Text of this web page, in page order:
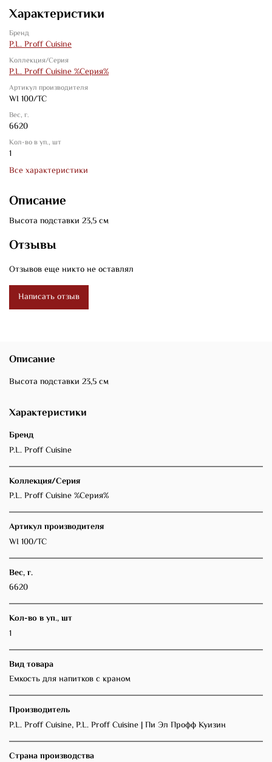
Характеристики
Бренд
P.L. Proff Cuisine
Коллекция/Серия
P.L. Proff Cuisine %Серия%
Артикул производителя
WI 100/TC
Вес, г.
6620
Кол-во в уп., шт
1
Все характеристики
Описание
Высота подставки 23,5 см
Отзывы
Отзывов еще никто не оставлял
Написать отзыв
Описание
Высота подставки 23,5 см
Характеристики
Бренд
P.L. Proff Cuisine
Коллекция/Серия
P.L. Proff Cuisine %Серия%
Артикул производителя
WI 100/TC
Вес, г.
6620
Кол-во в уп., шт
1
Вид товара
Емкость для напитков с краном
Производитель
P.L. Proff Cuisine, P.L. Proff Cuisine | Пи Эл Профф Куизин
Страна производства